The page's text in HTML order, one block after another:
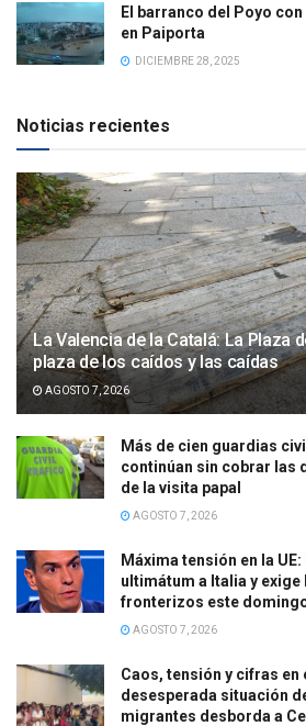
El barranco del Poyo
en Paiporta
DICIEMBRE 28, 2025
Noticias recientes
La Valencia de la Catalá: La Plaza
plaza de los caídos y las caídas
AGOSTO 7, 2026
Más de cien guardias
continúan sin cobrar las
de la visita papal
AGOSTO 7, 2026
Máxima tensión en la UE:
ultimátum a Italia y
fronterizos este
AGOSTO 7, 2026
Caos, tensión y cifras en
desesperada situación
migrantes desborda a